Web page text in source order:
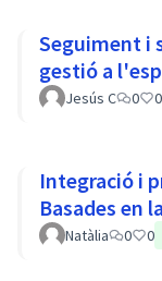
Seguiment i
gestió a
Jesús C 0 0
Integració i
Basades en
Natàlia 0 0